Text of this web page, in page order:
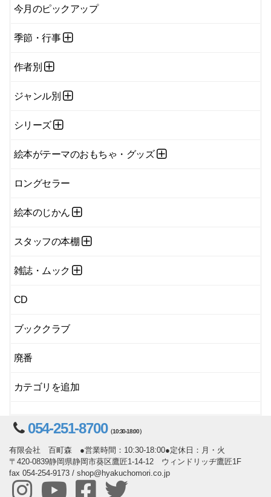
今月のピックアップ
季節・行事
作者別
ジャンル別
シリーズ
絵本がテーマのおもちゃ・グッズ
ロングセラー
絵本のじかん
スタッフの本棚
雑誌・ムック
CD
ブッククラブ
廃番
カテゴリを追加
054-251-8700（10:30-18:00）
有限会社 百町森 ●営業時間：10:30-18:00●定休日：月・火
〒420-0839静岡県静岡市葵区鷹匠1-14-12 ウィンドリッヂ鷹匠1F
fax 054-254-9173 / shop@hyakuchomori.co.jp